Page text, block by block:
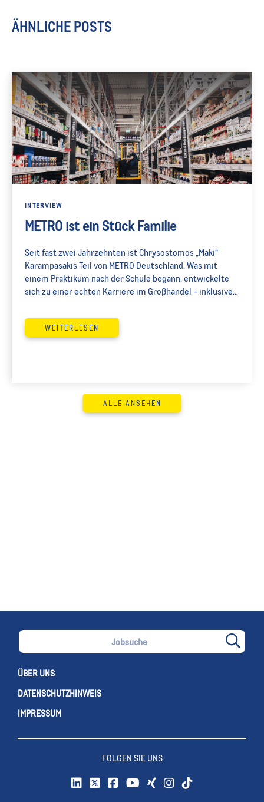
ÄHNLICHE POSTS
METRO ist ein Stück Familie
INTERVIEW
Seit fast zwei Jahrzehnten ist Chrysostomos „Maki“
Karampasakis Teil von METRO Deutschland. Was mit
einem Praktikum nach der Schule begann, entwickelte
sich zu einer echten Karriere im Großhandel - inklusive
Weiterbildung. Heute ist Maki Abteilungsleiter im METRO
Großmarkt in Sankt Augustin. Im Interview spricht er
über seinen Weg bei METRO, warum der Großhandel für
WEITERLESEN
ALLE ANSEHEN
ÜBER UNS
DATENSCHUTZHINWEIS
IMPRESSUM
FOLGEN SIE UNS